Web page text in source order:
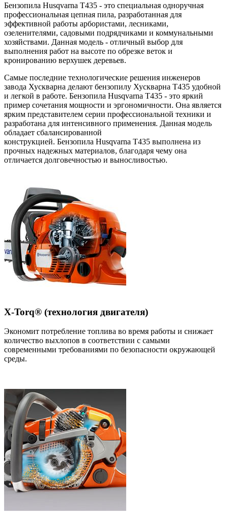
Бензопила Husqvarna T435 - это специальная одноручная
профессиональная цепная пила, разработанная для
эффективной работы арбористами, лесниками,
озеленителями, садовыми подрядчиками и коммунальными
хозяйствами. Данная модель - отличный выбор для
выполнения работ на высоте по обрезке веток и
кронированию верхушек деревьев.
Самые последние технологические решения инженеров
завода Хускварна делают бензопилу Хускварна T435 удобной
и легкой в работе. Бензопила Husqvarna T435 - это яркий
пример сочетания мощности и эргономичности. Она является
ярким представителем серии профессиональной техники и
разработана для интенсивного применения. Данная модель
обладает сбалансированной
конструкцией. Бензопила Husqvarna T435 выполнена из
прочных надежных материалов, благодаря чему она
отличается долговечностью и выносливостью.
X-Torq® (технология двигателя)
Экономит потребление топлива во время работы и снижает
количество выхлопов в соответствии с самыми
современными требованиями по безопасности окружающей
среды.